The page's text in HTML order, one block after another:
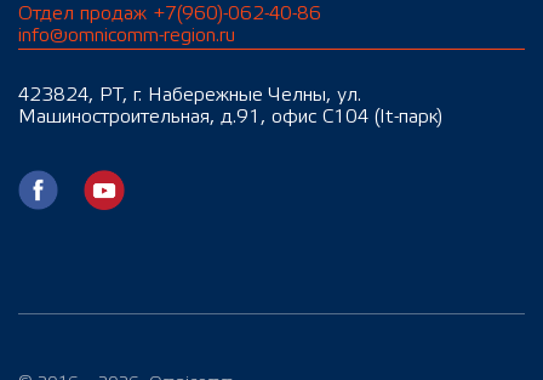
Отдел продаж +7(960)-062-40-86
info@omnicomm-region.ru
423824, РТ, г. Набережные Челны, ул.
Машиностроительная, д.91, офис С104 (It-парк)